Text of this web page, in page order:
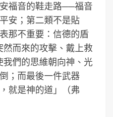
福音的鞋走路──福音
安；第二類不是貼
那不重要：信德的盾
而來的攻擊、戴上救
們的思維朝向神、光
；而最後一件武器
就是神的道」（弗